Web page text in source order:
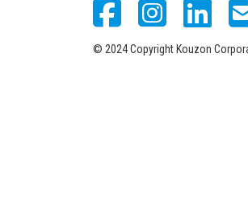
© 2024 Copyright Kouzon